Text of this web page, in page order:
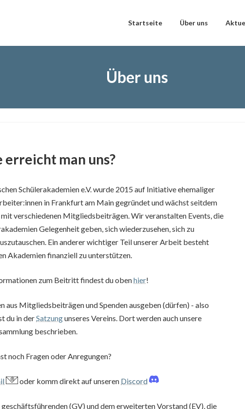
Startseite Über uns
Über uns
erreicht man uns?
Schülerakademien e.V. wurde 2015 auf Initiative ehemaliger
in Frankfurt am Main gegründet und wächst seitdem
verschiedenen Mitgliedsbeiträgen. Wir veranstalten Events, die
Gelegenheit geben, sich wiederzusehen, sich zu
Ein anderer wichtiger Teil unserer Arbeit besteht
Akademien finanziell zu unterstützen.
zum Beitritt findest du obenhier!
aus Mitgliedsbeiträgen und Spenden ausgeben (dürfen) - also
du in derSatzungunseres Vereins. Dort werden auch unsere
beschrieben.
noch Fragen oder Anregungen?
oder komm direkt auf unseren Discord
(GV) und dem erweiterten Vorstand (EV), die